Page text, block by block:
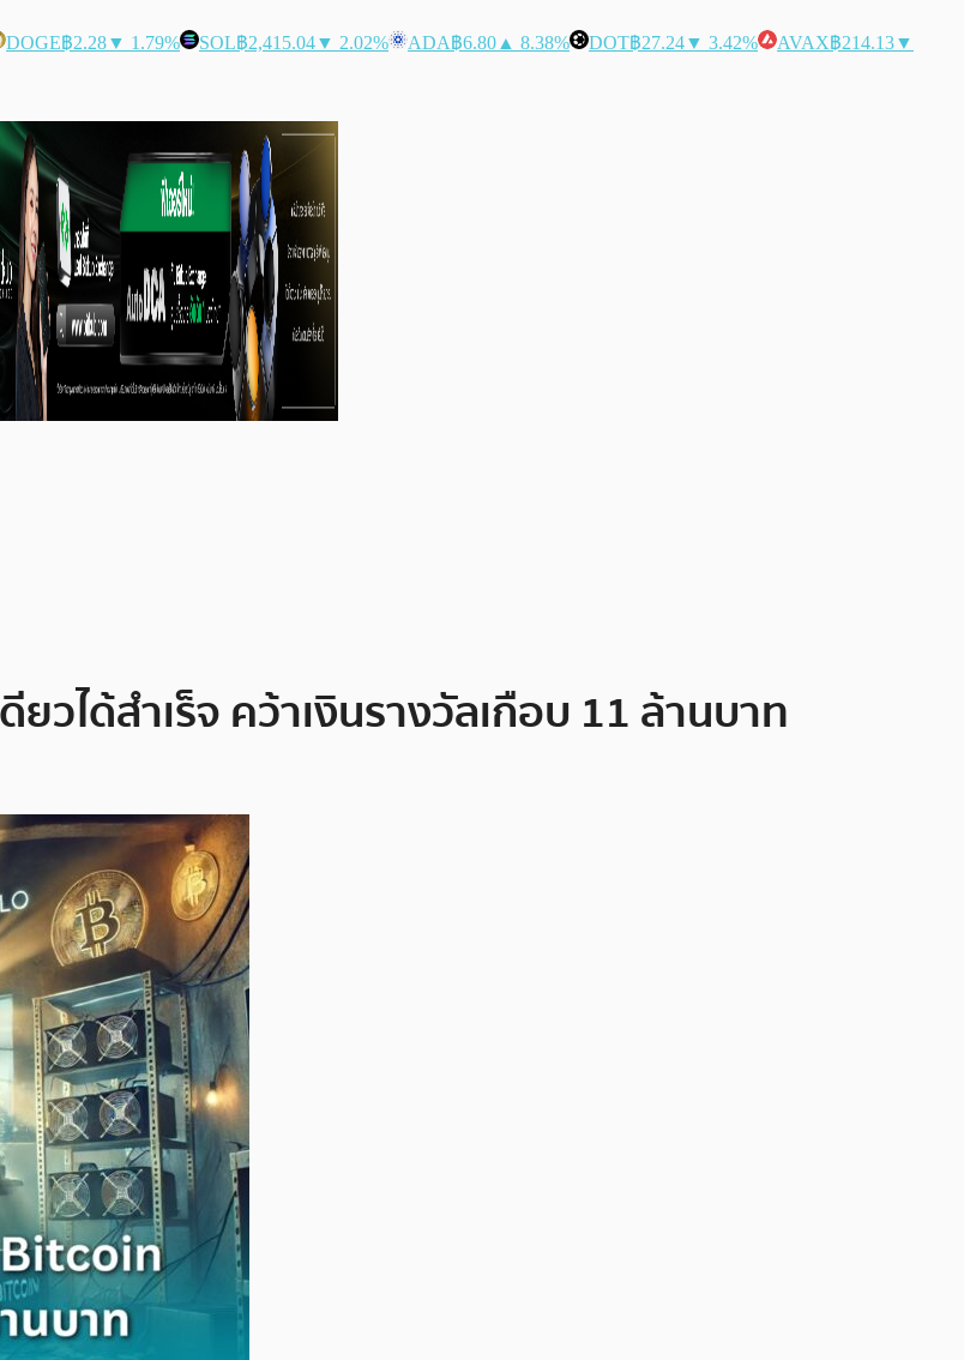
DOGE฿2.28▼ 1.79% SOL฿2,415.04▼ 2.02% ADA฿6.80 ▲ 8.38% DOT฿27.24▼ 3.42% AVAX฿214.13▼
วได้สำเร็จ คว้าเงินรางวัลเกือบ 11 ล้านบาท